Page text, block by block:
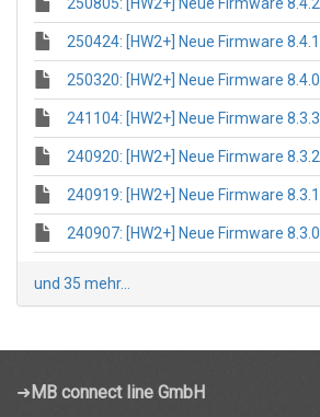
250424: [HW2+] Neue Firmware 8.4.1
250320: [HW2+] Neue Firmware 8.4.0
241104: [HW2+] Neue Firmware 8.3.3
240920: [HW2+] Neue Firmware 8.3.2
240919: [HW2+] Neue Firmware 8.3.1
240907: [HW2+] Neue Firmware 8.3.0
und 35 mehr...
➜ MB connect line GmbH